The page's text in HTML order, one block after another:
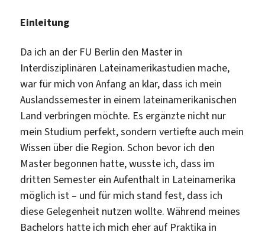
Einleitung
Da ich an der FU Berlin den Master in
Interdisziplinären Lateinamerikastudien mache,
war für mich von Anfang an klar, dass ich mein
Auslandssemester in einem lateinamerikanischen
Land verbringen möchte. Es ergänzte nicht nur
mein Studium perfekt, sondern vertiefte auch mein
Wissen über die Region. Schon bevor ich den
Master begonnen hatte, wusste ich, dass im
dritten Semester ein Aufenthalt in Lateinamerika
möglich ist – und für mich stand fest, dass ich
diese Gelegenheit nutzen wollte. Während meines
Bachelors hatte ich mich eher auf Praktika in